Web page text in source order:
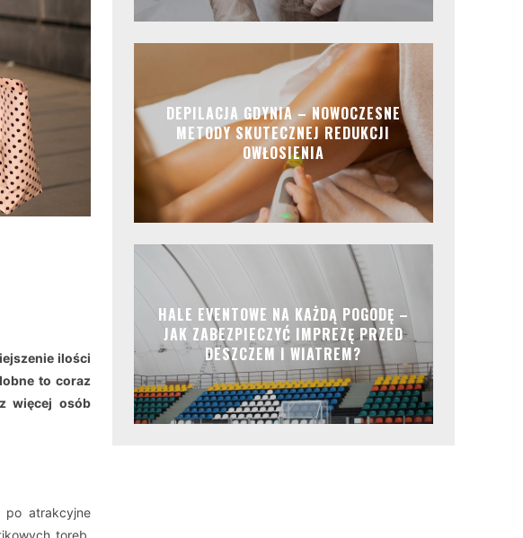
ilości
to coraz
więcej osób
po atrakcyjne
toreb,
DEPILACJA GDYNIA – NOWOCZESNE
METODY SKUTECZNEJ REDUKCJI
OWŁOSIENIA
HALE EVENTOWE NA KAŻDĄ POGODĘ –
JAK ZABEZPIECZYĆ IMPREZĘ PRZED
DESZCZEM I WIATREM?